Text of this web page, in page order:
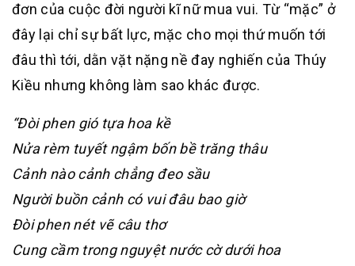
đơn của cuộc đời người kĩ nữ mua vui. Từ “mặc” ở
đây lại chỉ sự bất lực, mặc cho mọi thứ muốn tới
đâu thì tới, dằn vặt nặng nề đay nghiến của Thúy
Kiều nhưng không làm sao khác được.
“Đòi phen gió tựa hoa kề
Nửa rèm tuyết ngậm bốn bề trăng thâu
Cảnh nào cảnh chẳng đeo sầu
Người buồn cảnh có vui đâu bao giờ
Đòi phen nét vẽ câu thơ
Cung cầm trong nguyệt nước cờ dưới hoa